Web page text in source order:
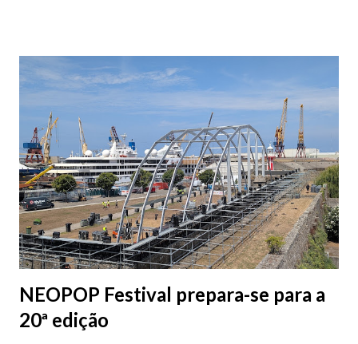
subterrâneos. O Parque da Estação Viana Shopping é grátis de
2ª a 5ª feira a partir das 20:00 (DIAS ÚTEIS)
NEOPOP Festival prepara-se para a
20ª edição